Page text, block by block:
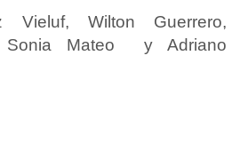
Vieluf, Wilton Guerrero,
Sonia Mateo y Adriano